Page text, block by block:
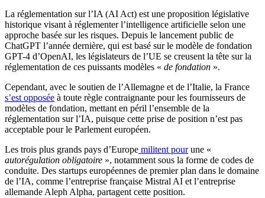
La réglementation sur l’IA (AI Act) est une proposition législative
historique visant à réglementer l’intelligence artificielle selon une
approche basée sur les risques. Depuis le lancement public de
ChatGPT l’année dernière, qui est basé sur le modèle de fondation
GPT-4 d’OpenAI, les législateurs de l’UE se creusent la tête sur la
réglementation de ces puissants modèles « de fondation ».
Cependant, avec le soutien de l’Allemagne et de l’Italie, la France
s’est opposée à toute règle contraignante pour les fournisseurs de
modèles de fondation, mettant en péril l’ensemble de la
réglementation sur l’IA, puisque cette prise de position n’est pas
acceptable pour le Parlement européen.
Les trois plus grands pays d’Europe militent pourune «
autorégulation obligatoire », notamment sous la forme de codes de
conduite. Des startups européennes de premier plan dans le domaine
de l’IA, comme l’entreprise française Mistral AI et l’entreprise
allemande Aleph Alpha, partagent cette position.